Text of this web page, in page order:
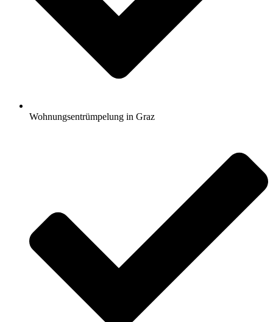
Wohnungsentrümpelung in Graz